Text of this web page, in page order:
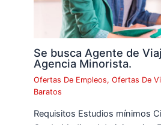
Se busca Agente de
Agencia Minorista.
Ofertas De Empleos,Ofertas De
Baratos
Requisitos Estudios mínimos